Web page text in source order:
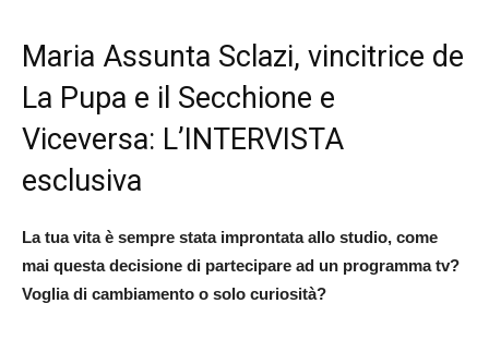
Maria Assunta Sclazi, vincitrice de
La Pupa e il Secchione e
Viceversa: L’INTERVISTA
esclusiva
La tua vita è sempre stata improntata allo studio, come
mai questa decisione di partecipare ad un programma tv?
Voglia di cambiamento o solo curiosità?